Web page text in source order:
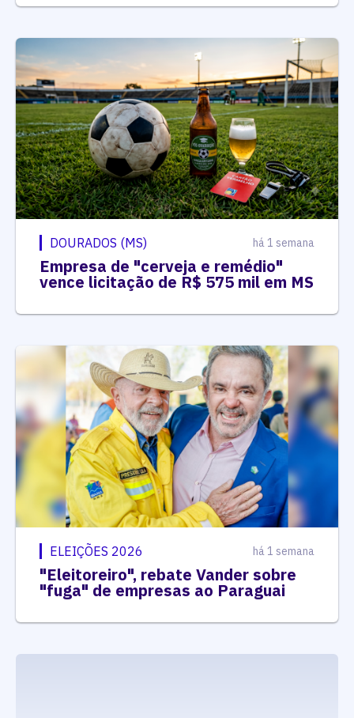
DOURADOS (MS) há 1 semana
Empresa de "cerveja e remédio"
vence licitação de R$ 575 mil em MS
ELEIÇÕES 2026 há 1 semana
"Eleitoreiro", rebate Vander sobre
"fuga" de empresas ao Paraguai